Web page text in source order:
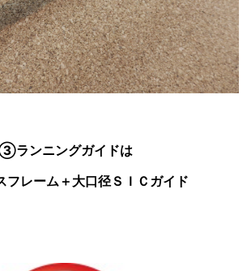
ランニングガイドは
フレーム＋大口径ＳＩＣガイド